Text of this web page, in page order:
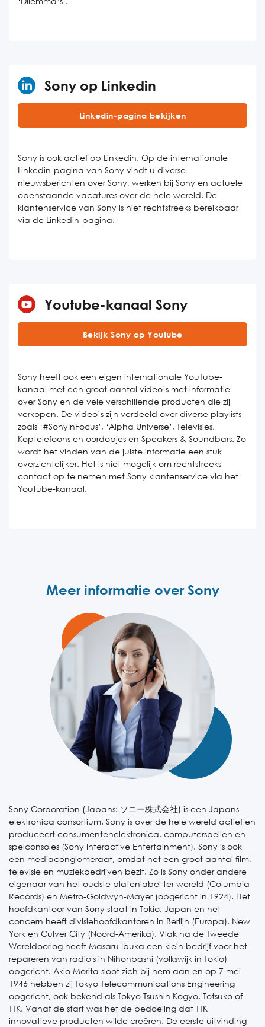
Sony op Linkedin
Linkedin-pagina bekijken
Sony is ook actief op Linkedin. Op de internationale
Linkedin-pagina van Sony vindt u diverse
nieuwsberichten over Sony, werken bij Sony en actuele
openstaande vacatures over de hele wereld. De
klantenservice van Sony is niet rechtstreeks bereikbaar
via de Linkedin-pagina.
Youtube-kanaal Sony
Bekijk Sony op Youtube
Sony heeft ook een eigen internationale YouTube-
kanaal met een groot aantal video’s met informatie
over Sony en de vele verschillende producten die zij
verkopen. De video’s zijn verdeeld over diverse playlists
zoals ‘#SonyInFocus’, ‘Alpha Universe’, Televisies,
Koptelefoons en oordopjes en Speakers & Soundbars. Zo
wordt het vinden van de juiste informatie een stuk
overzichtelijker. Het is niet mogelijk om rechtstreeks
contact op te nemen met Sony klantenservice via het
Youtube-kanaal.
Meer informatie over Sony
Sony Corporation (Japans: ソニー株式会社) is een Japans
elektronica consortium. Sony is over de hele wereld actief en
produceert consumentenelektronica, computerspellen en
spelconsoles (Sony Interactive Entertainment). Sony is ook
een mediaconglomeraat, omdat het een groot aantal film,
televisie en muziekbedrijven bezit. Zo is Sony onder andere
eigenaar van het oudste platenlabel ter wereld (Columbia
Records) en Metro-Goldwyn-Mayer (opgericht in 1924). Het
hoofdkantoor van Sony staat in Tokio, Japan en het
concern heeft divisiehoofdkantoren in Berlijn (Europa), New
York en Culver City (Noord-Amerika). Vlak na de Tweede
Wereldoorlog heeft Masaru Ibuka een klein bedrijf voor het
repareren van radio's in Nihonbashi (volkswijk in Tokio)
opgericht. Akio Morita sloot zich bij hem aan en op 7 mei
1946 hebben zij Tokyo Telecommunications Engineering
opgericht, ook bekend als Tokyo Tsushin Kogyo, Totsuko of
TTK. Vanaf de start was het de bedoeling dat TTK
innovatieve producten wilde creëren. De eerste uitvinding